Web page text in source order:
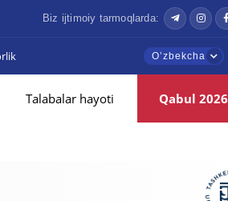
Biz ijtimoiy tarmoqlarda:
Oʼzbekcha
Talabalar hayoti Qabul 2026